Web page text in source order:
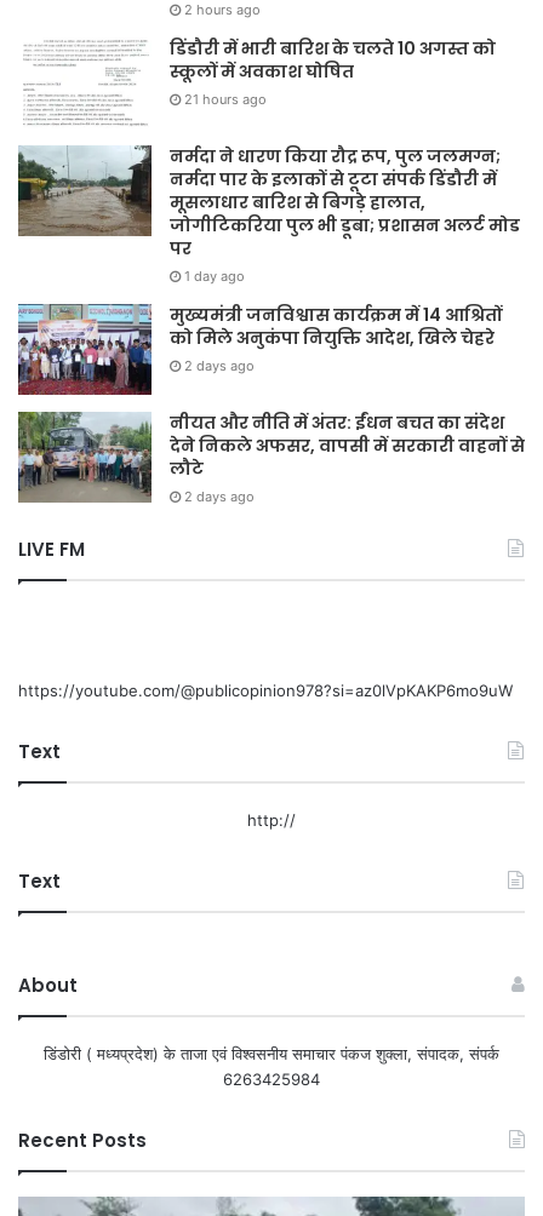
2 hours ago
डिंडौरी में भारी बारिश के चलते 10 अगस्त को
स्कूलों में अवकाश घोषित
21 hours ago
नर्मदा ने धारण किया रौद्र रूप, पुल जलमग्न;
नर्मदा पार के इलाकों से टूटा संपर्क डिंडौरी में
मूसलाधार बारिश से बिगड़े हालात,
जोगीटिकरिया पुल भी डूबा; प्रशासन अलर्ट मोड
पर
1 day ago
मुख्यमंत्री जनविश्वास कार्यक्रम में 14 आश्रितों
को मिले अनुकंपा नियुक्ति आदेश, खिले चेहरे
2 days ago
नीयत और नीति में अंतर: ईंधन बचत का संदेश
देने निकले अफसर, वापसी में सरकारी वाहनों से
लौटे
2 days ago
LIVE FM
https://youtube.com/@publicopinion978?si=az0lVpKAKP6mo9uW
Text
http://
Text
About
डिंडोरी ( मध्यप्रदेश) के ताजा एवं विश्वसनीय समाचार पंकज शुक्ला, संपादक, संपर्क
6263425984
Recent Posts